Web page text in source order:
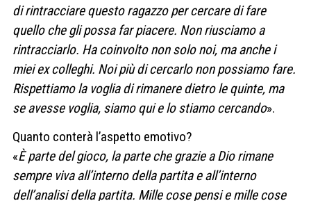
di rintracciare questo ragazzo per cercare di fare
quello che gli possa far piacere. Non riusciamo a
rintracciarlo. Ha coinvolto non solo noi, ma anche i
miei ex colleghi. Noi più di cercarlo non possiamo fare.
Rispettiamo la voglia di rimanere dietro le quinte, ma
se avesse voglia, siamo qui e lo stiamo cercando».
Quanto conterà l’aspetto emotivo?
«È parte del gioco, la parte che grazie a Dio rimane
sempre viva all’interno della partita e all’interno
dell’analisi della partita. Mille cose pensi e mille cose